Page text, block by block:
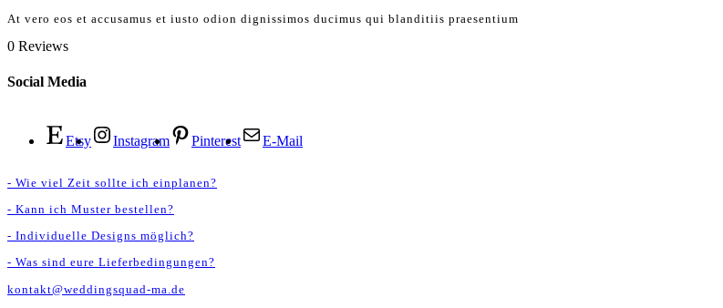
At vero eos et accusamus et iusto odion dignissimos ducimus qui blanditiis praesentium
0 Reviews
Social Media
Etsy Instagram Pinterest E-Mail
- Wie viel Zeit sollte ich einplanen?
- Kann ich Muster bestellen?
- Individuelle Designs möglich?
- Was sind eure Lieferbedingungen?
kontakt@weddingsquad-ma.de